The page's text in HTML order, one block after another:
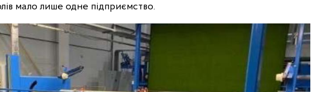
мало лише одне підприємство.